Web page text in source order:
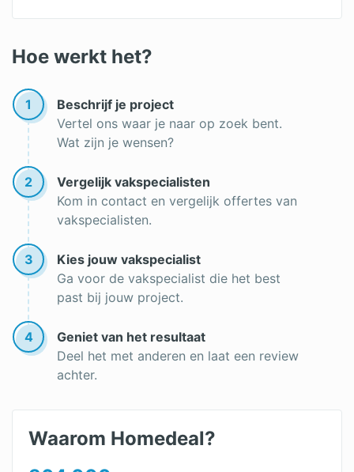
Aluminium verven
Schilder Amsterdam
Btw schilderwerk
Muren spuiten
Latex spuiten
Trapgat schilderen
Keukenkastjes verven
Aluminium kozijnen verven
Wanneer schilderen
Goedkope schilder
Schildersbedrijf
Hoe werkt het?
1
Beschrijf je project
Vertel ons waar je naar op zoek bent.
Wat zijn je wensen?
2
Vergelijk vakspecialisten
Kom in contact en vergelijk offertes van
vakspecialisten.
3
Kies jouw vakspecialist
Ga voor de vakspecialist die het best
past bij jouw project.
4
Geniet van het resultaat
Deel het met anderen en laat een review
achter.
Waarom Homedeal?